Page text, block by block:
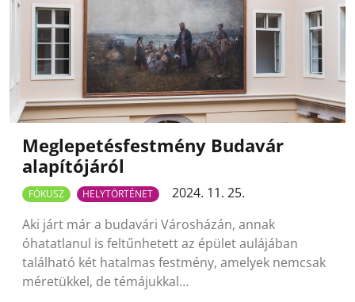
Meglepetésfestmény Budavár
alapítójáról
FÓKUSZ HELYTÖRTÉNET
2024. 11. 25.
Aki járt már a budavári Városházán, annak
óhatatlanul is feltűnhetett az épület aulájában
található két hatalmas festmény, amelyek nemcsak
méretükkel, de témájukkal…